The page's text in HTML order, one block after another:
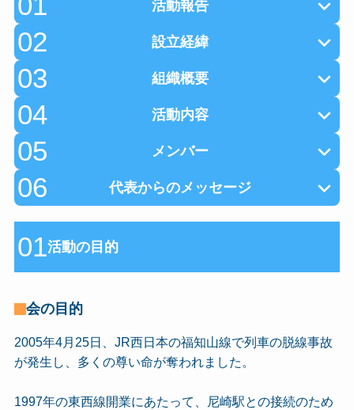
活動報告
02 設立経緯
03 組織概要
04 活動内容
05 メンバー
06 代表からのメッセージ
01活動の目的
会の目的
2005年4月25日、JR西日本の福知山線で列車の脱線事故
が発生し、多くの尊い命が奪われました。
1997年の東西線開業にあたって、尼崎駅との接続のため